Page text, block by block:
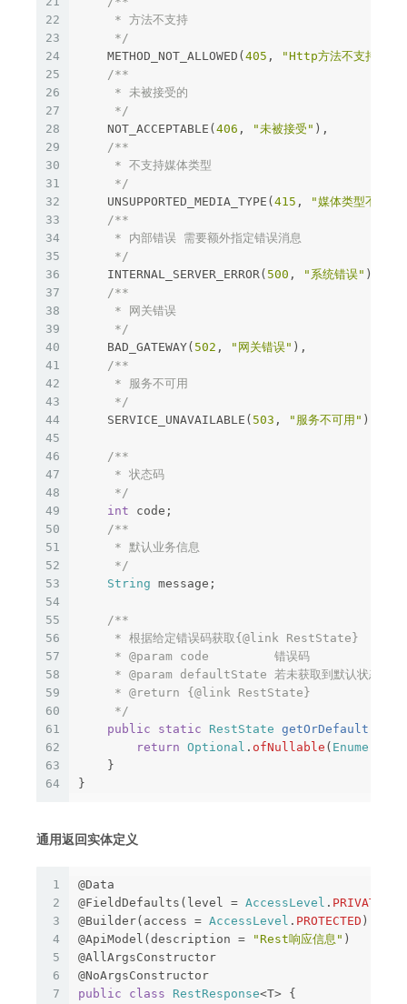
22
23
24
25
26
27
28
29
30
31
32
33
34
35
36
37
38
39
40
41
42
43
44
45
46
47
48
49
50
51
52
53
54
55
56
57
58
59
60
61
62
63
64
     * 方法不支持
     */
METHOD_NOT_ALLOWED ( 405 , "Http方法不支持"
/**
     * 未被接受的
     */
NOT_ACCEPTABLE ( 406 , "未被接受" ),
/**
     * 不支持媒体类型
     */
UNSUPPORTED_MEDIA_TYPE ( 415 ,
"媒体类型不支持"
/**
     * 内部错误 需要额外指定错误消息
     */
INTERNAL_SERVER_ERROR( 500 , "系统错误" ),
/**
     * 网关错误
     */
BAD_GATEWAY( 502 , "网关错误" ),
/**
     * 服务不可用
     */
SERVICE_UNAVAILABLE ( 503 , "服务不可用" );
/**
     * 状态码
     */
int
code ;
/**
     * 默认业务信息
     */
String message ;
/**
     * 根据给定错误码获取{@link RestState}
     * @param code         错误码
     * @param defaultState 若未获取到默认状态
     * @return {@link RestState}
     */
public
static RestState getOrDefault
return Optional . ofNullable ( Enumerable
}
}
通用返回实体定义
1
2
3
4
5
6
7
@Data
@FieldDefaults ( level = AccessLevel . PRIVATE
@Builder( access = AccessLevel . PROTECTED )
@ApiModel ( description = "Rest响应信息" )
@AllArgsConstructor
@NoArgsConstructor
public
class RestResponse<T> {